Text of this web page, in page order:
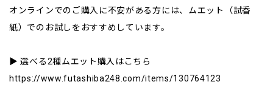
オンラインでのご購入に不安がある方には、ムエット（試香
紙）でのお試しをおすすめしています。
▶︎ 選べる2種ムエット購入はこちら
https://www.futashiba248.com/items/130764123